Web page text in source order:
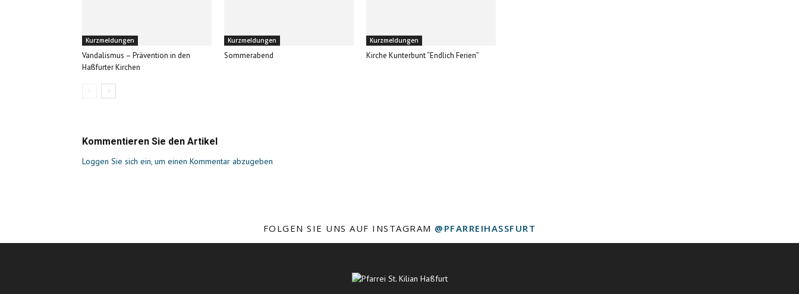
Kurzmeldungen
Vandalismus – Prävention in den
Haßfurter Kirchen
Kurzmeldungen
Sommerabend
Kurzmeldungen
Kirche Kunterbunt “Endlich Ferien”
Kommentieren Sie den Artikel
Loggen Sie sich ein, um einen Kommentar abzugeben
FOLGEN SIE UNS AUF INSTAGRAM @PFARREIHASSFURT